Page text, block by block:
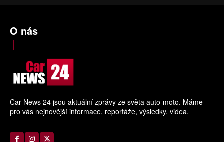
O nás
Car News 24 jsou aktuální zprávy ze světa auto-moto. Máme
pro vás nejnovější informace, reportáže, výsledky, videa.